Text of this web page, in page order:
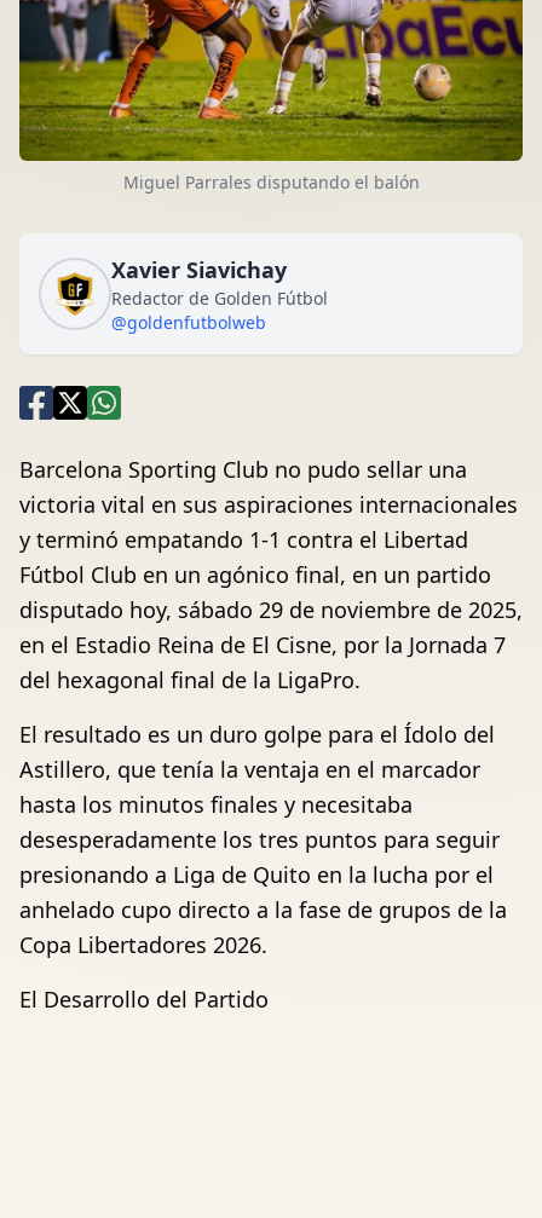
Miguel Parrales disputando el balón
Xavier Siavichay
Redactor de Golden Fútbol
@goldenfutbolweb
Barcelona Sporting Club no pudo sellar una
victoria vital en sus aspiraciones internacionales
y terminó empatando 1-1 contra el Libertad
Fútbol Club en un agónico final, en un partido
disputado hoy, sábado 29 de noviembre de 2025,
en el Estadio Reina de El Cisne, por la Jornada 7
del hexagonal final de la LigaPro.
El resultado es un duro golpe para el Ídolo del
Astillero, que tenía la ventaja en el marcador
hasta los minutos finales y necesitaba
desesperadamente los tres puntos para seguir
presionando a Liga de Quito en la lucha por el
anhelado cupo directo a la fase de grupos de la
Copa Libertadores 2026.
El Desarrollo del Partido